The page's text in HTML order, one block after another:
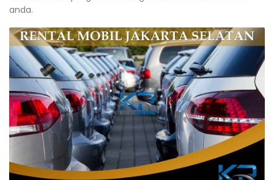
anda.